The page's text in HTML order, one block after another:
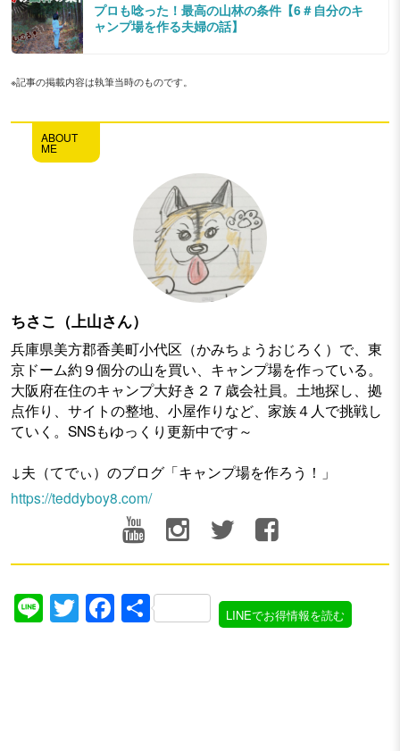
プロも唸った！最高の山林の条件【6＃自分のキ
ャンプ場を作る夫婦の話】
※記事の掲載内容は執筆当時のものです。
ABOUT
ME
ちさこ（上山さん）
兵庫県美方郡香美町小代区（かみちょうおじろく）で、東
京ドーム約９個分の山を買い、キャンプ場を作っている。
大阪府在住のキャンプ大好き２７歳会社員。土地探し、拠
点作り、サイトの整地、小屋作りなど、家族４人で挑戦し
ていく。SNSもゆっくり更新中です～
↓夫（てでぃ）のブログ「キャンプ場を作ろう！」
https://teddyboy8.com/
LineTwitter
Facebook
共
有
LINEでお得情報を読む